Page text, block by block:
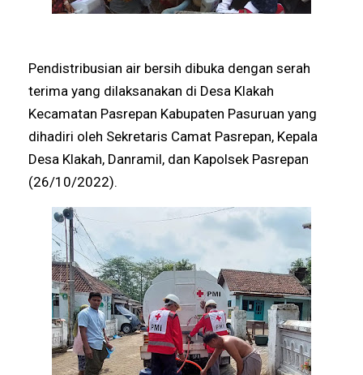
Pendistribusian air bersih dibuka dengan serah
terima yang dilaksanakan di Desa Klakah
Kecamatan Pasrepan Kabupaten Pasuruan yang
dihadiri oleh Sekretaris Camat Pasrepan, Kepala
Desa Klakah, Danramil, dan Kapolsek Pasrepan
(26/10/2022).